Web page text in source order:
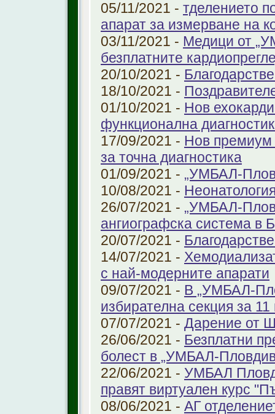
05/11/2021 - тделението
апарат за измерване на
03/11/2021 - Медици от
безплатните
20/10/2021 -
18/10/2021 -
01/10/2021 - Нов
функционална
17/09/2021 - Нов премиум
за точна диагностика
01/09/2021 - „УМБАЛ-
10/08/2021 -
26/07/2021 - „УМБАЛ-
ангиографска система в
20/07/2021 -
14/07/2021 -
с най-модерните апарати
09/07/2021 - В „УМБАЛ-
избирателна секция за 11
07/07/2021 - Дарение от
26/06/2021 - Безплатни
болест в „УМБАЛ-
22/06/2021 - УМБАЛ
правят виртуален курс
08/06/2021 - АГ